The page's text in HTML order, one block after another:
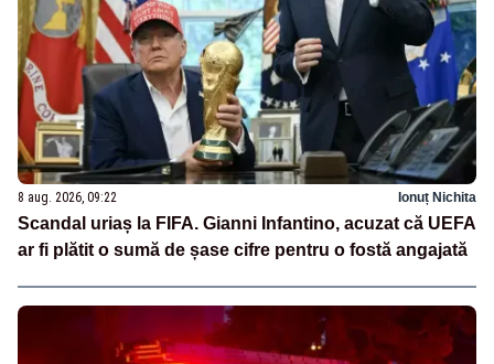
8 aug. 2026, 09:22 Ionuț Nichita
Scandal uriaș la FIFA. Gianni Infantino, acuzat că UEFA
ar fi plătit o sumă de șase cifre pentru o fostă angajată